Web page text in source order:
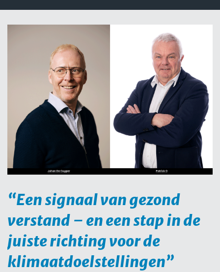
“Een signaal van gezond
verstand – en een stap in de
juiste richting voor de
klimaatdoelstellingen”